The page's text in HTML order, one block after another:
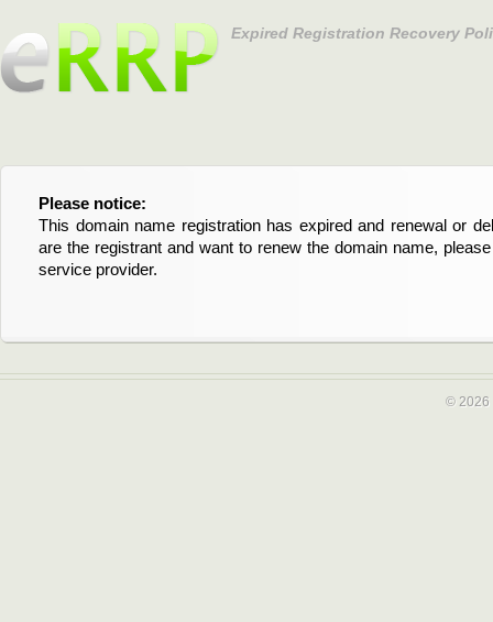
Expired Registration Recovery
Please notice:
This domain name registration has expired and renewal or
are the registrant and want to renew the domain name,
service provider.
Bitte beachten Sie:
Diese Domainregistrierung ist abgelaufen und die
Domain stehen an. Wenn Sie der Registrant sind und
verlängern möchten, kontaktieren Sie bitte Ihren Service-
© 2026